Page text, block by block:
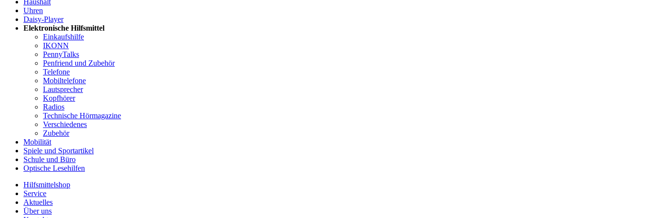
Haushalt
Uhren
Daisy-Player
Elektronische Hilfsmittel
Einkaufshilfe
IKONN
PennyTalks
Penfriend und Zubehör
Telefone
Mobiltelefone
Lautsprecher
Kopfhörer
Radios
Technische Hörmagazine
Verschiedenes
Zubehör
Mobilität
Spiele und Sportartikel
Schule und Büro
Optische Lesehilfen
Hilfsmittelshop
Service
Aktuelles
Über uns